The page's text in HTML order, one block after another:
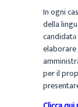
In ogni
della
per il